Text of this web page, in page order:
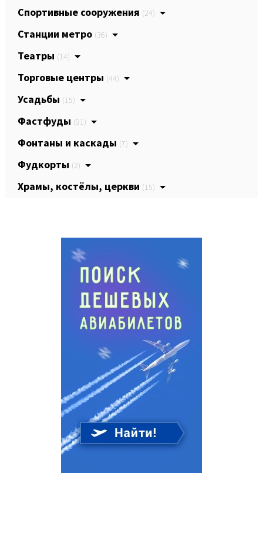
Спортивные сооружения (24)
Станции метро (36)
Театры (14)
Торговые центры (44)
Усадьбы (15)
Фастфуды (91)
Фонтаны и каскады (7)
Фудкорты (2)
Храмы, костёлы, церкви (15)